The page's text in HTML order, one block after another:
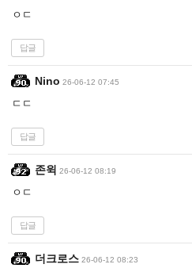
ㅇㄷ
답글
Nino 26-06-12 07:45
ㄷㄷ
답글
존윅 26-06-12 08:19
ㅇㄷ
답글
더크로스 26-06-12 08:23